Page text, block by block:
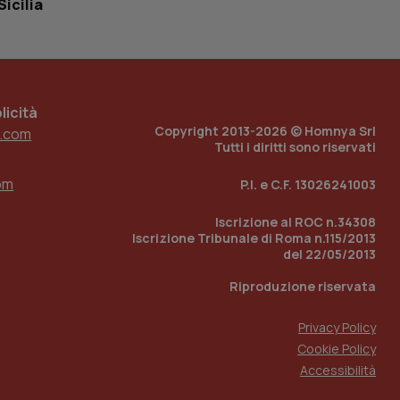
Copyright 2013-2026 © Homnya Srl
Tutti i diritti sono riservati
P.I. e C.F. 13026241003
Iscrizione al ROC n.34308
Iscrizione Tribunale di Roma n.115/2013
del 22/05/2013
Riproduzione riservata
Privacy Policy
Cookie Policy
Accessibilità
di
la gestione
per abilitare il